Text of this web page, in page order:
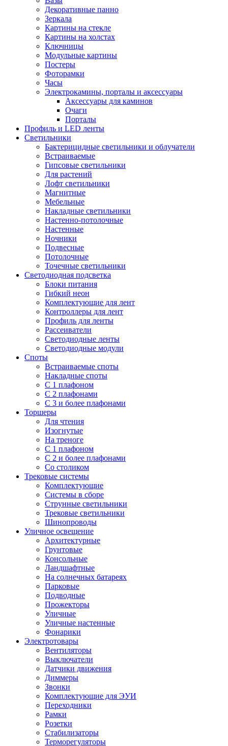
Декоративные панно
Зеркала
Картины на стекле
Картины на холстах
Ключницы
Модульные картины
Постеры
Фоторамки
Часы
Электрокамины, порталы и аксессуары
Аксессуары для каминов
Очаги
Порталы
Профиль и LED ленты
Светильники
Бактерицидные светильники и облучатели
Встраиваемые
Гипсовые светильники
Для растений
Лофт светильники
Магнитные
Мебельные
Накладные светильники
Настенно-потолочные
Настенные
Ночники
Подвесные
Потолочные
Точечные светильники
Светодиодная подсветка
Блоки питания
Гибкий неон
Комплектующие для лент
Контроллеры для лент
Профиль для ленты
Рассеиватели
Светодиодные ленты
Светодиодные модули
Споты
Встраиваемые споты
Накладные споты
С 1 плафоном
С 2 плафонами
С 3 и более плафонами
Торшеры
Для чтения
Изогнутые
На треноге
С 1 плафоном
С 2 и более плафонами
Со столиком
Трековые системы
Комплектующие
Системы в сборе
Струнные светильники
Трековые светильники
Шинопроводы
Уличное освещение
Архитектурные
Грунтовые
Консольные
Ландшафтные
На солнечных батареях
Парковые
Подводные
Прожекторы
Уличные
Уличные настенные
Фонарики
Электротовары
Вентиляторы
Выключатели
Датчики движения
Диммеры
Звонки
Комплектующие для ЭУИ
Переходники
Рамки
Розетки
Стабилизаторы
Терморегуляторы